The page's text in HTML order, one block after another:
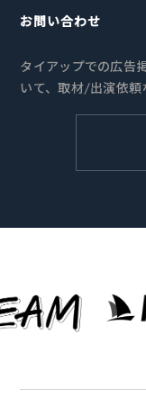
お問い合わせ
タイアップでの広告
いて、取材/出演依頼